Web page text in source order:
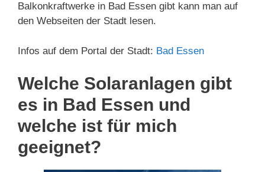
Balkonkraftwerke in Bad Essen gibt kann man auf
den Webseiten der Stadt lesen.
Infos auf dem Portal der Stadt: Bad Essen
Welche Solaranlagen gibt
es in Bad Essen und
welche ist für mich
geeignet?